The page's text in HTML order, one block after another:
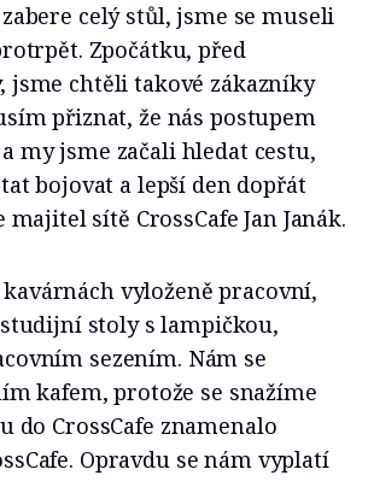
celý stůl, jsme se museli
Zpočátku, před
jsme chtěli takové zákazníky
přiznat, že nás postupem
my jsme začali hledat cestu,
bojovat a lepší den dopřát
sítě CrossCafe Jan Janák.
kavárnách vyloženě pracovní,
stoly s lampičkou,
sezením. Nám se
kafem, protože se snažíme
do CrossCafe znamenalo
Opravdu se nám vyplatí